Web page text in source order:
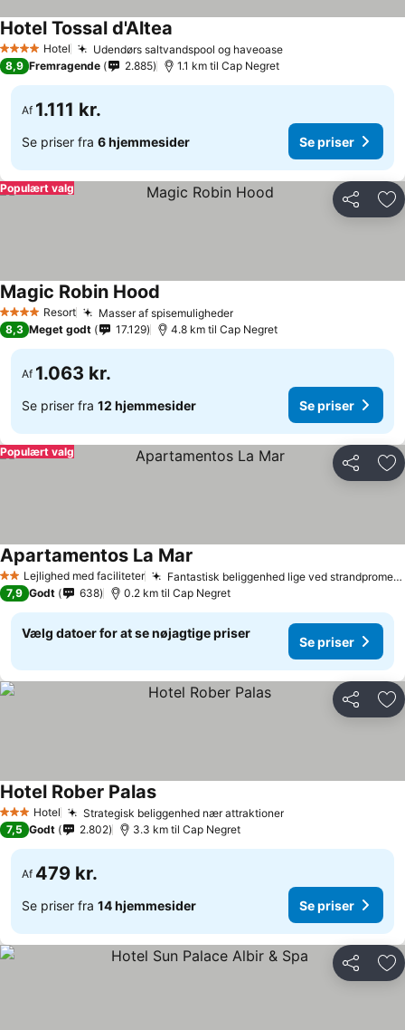
4 StjernerHotel Udendørs saltvandspool og haveoase
Hotel Tossal d'Altea
8,9 Fremragende 2.885 1.1 km til Cap Negret
Af 1.111 kr.
Se priser fra 6 hjemmesider Se priser
Del
Populært valg
4 StjernerResort Masser af spisemuligheder
Magic Robin Hood
8,3 Meget godt 17.129 4.8 km til Cap Negret
Af 1.063 kr.
Se priser fra 12 hjemmesider Se priser
Del
Populært valg
2 StjernerLejlighed med faciliteter Fantastisk beliggenhed lige ved strandpromenaden
Apartamentos La Mar
7,9 Godt 638 0.2 km til Cap Negret
Vælg datoer for at se nøjagtige priser
Se priser
Del
3 StjernerHotel Strategisk beliggenhed nær attraktioner
Hotel Rober Palas
7,5 Godt 2.802 3.3 km til Cap Negret
Af 479 kr.
Se priser fra 14 hjemmesider Se priser
Del